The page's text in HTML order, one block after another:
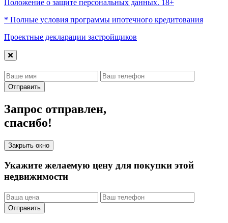
Положение о защите персональных данных. 18+
* Полные условия программы ипотечного кредитования
Проектные декларации застройщиков
Отправить
Запрос отправлен,
спасибо!
Закрыть окно
Укажите желаемую цену для покупки этой
недвижимости
Отправить